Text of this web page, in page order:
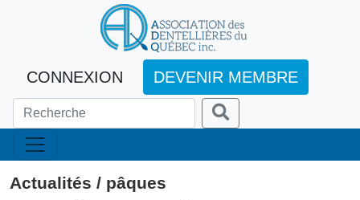
CONNEXION DEVENIR MEMBRE
Actualités / pâques